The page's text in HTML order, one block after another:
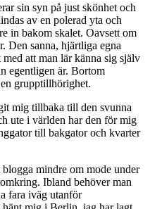
sin syn på just skönhet och
av en polerad yta och
in bakom skalet. Oavsett om
Den sanna, hjärtliga egna
att man lär känna sig själv
egentligen är. Bortom
grupptillhörighet.
mig tillbaka till den svunna
ute i världen har den för mig
till bakgator och kvarter
mindre om mode under
Ibland behöver man
fara iväg utanför